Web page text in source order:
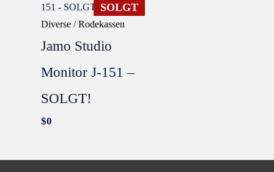
SOLGT
Diverse / Rodekassen
Jamo Studio
Monitor J-151 –
SOLGT!
$0